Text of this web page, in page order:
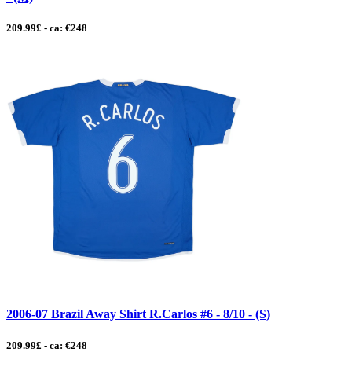
209.99£ - ca: €248
2006-07 Brazil Away Shirt R.Carlos #6 - 8/10 - (S)
209.99£ - ca: €248